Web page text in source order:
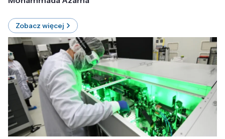
Zobacz więcej